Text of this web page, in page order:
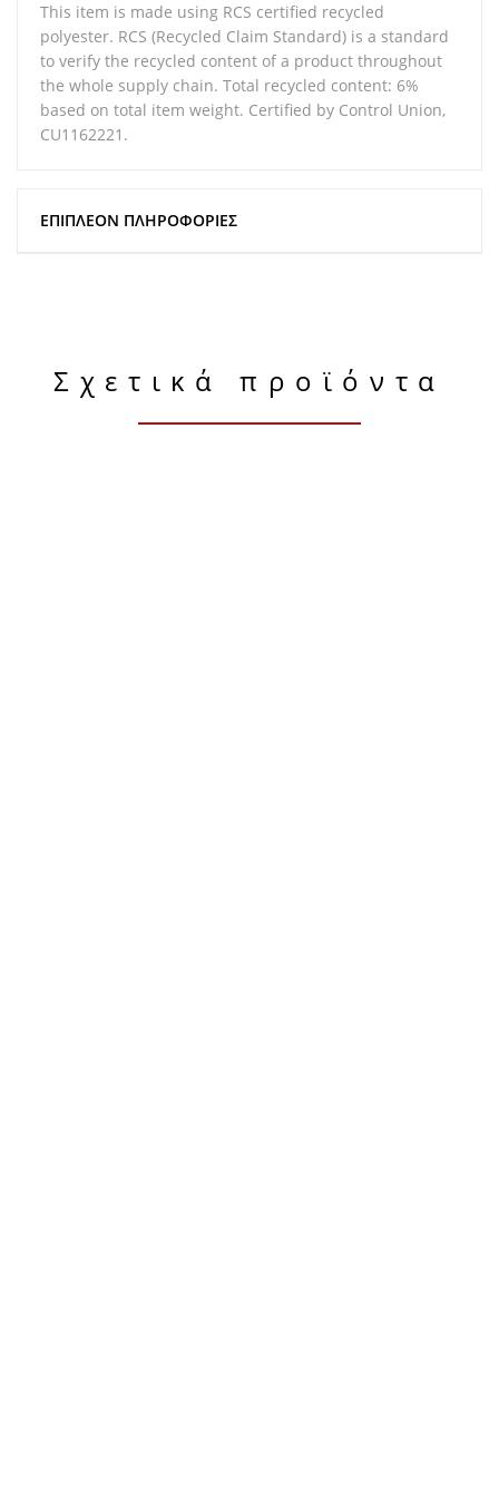
This item is made using RCS certified recycled
polyester. RCS (Recycled Claim Standard) is a standard
to verify the recycled content of a product throughout
the whole supply chain. Total recycled content: 6%
based on total item weight. Certified by Control Union,
CU1162221.
ΕΠΙΠΛΈΟΝ ΠΛΗΡΟΦΟΡΊΕΣ
Σχετικά προϊόντα